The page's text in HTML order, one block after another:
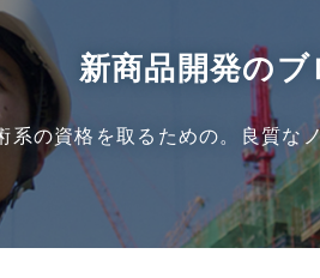
新商品開発の
系の資格を取るための。良質な